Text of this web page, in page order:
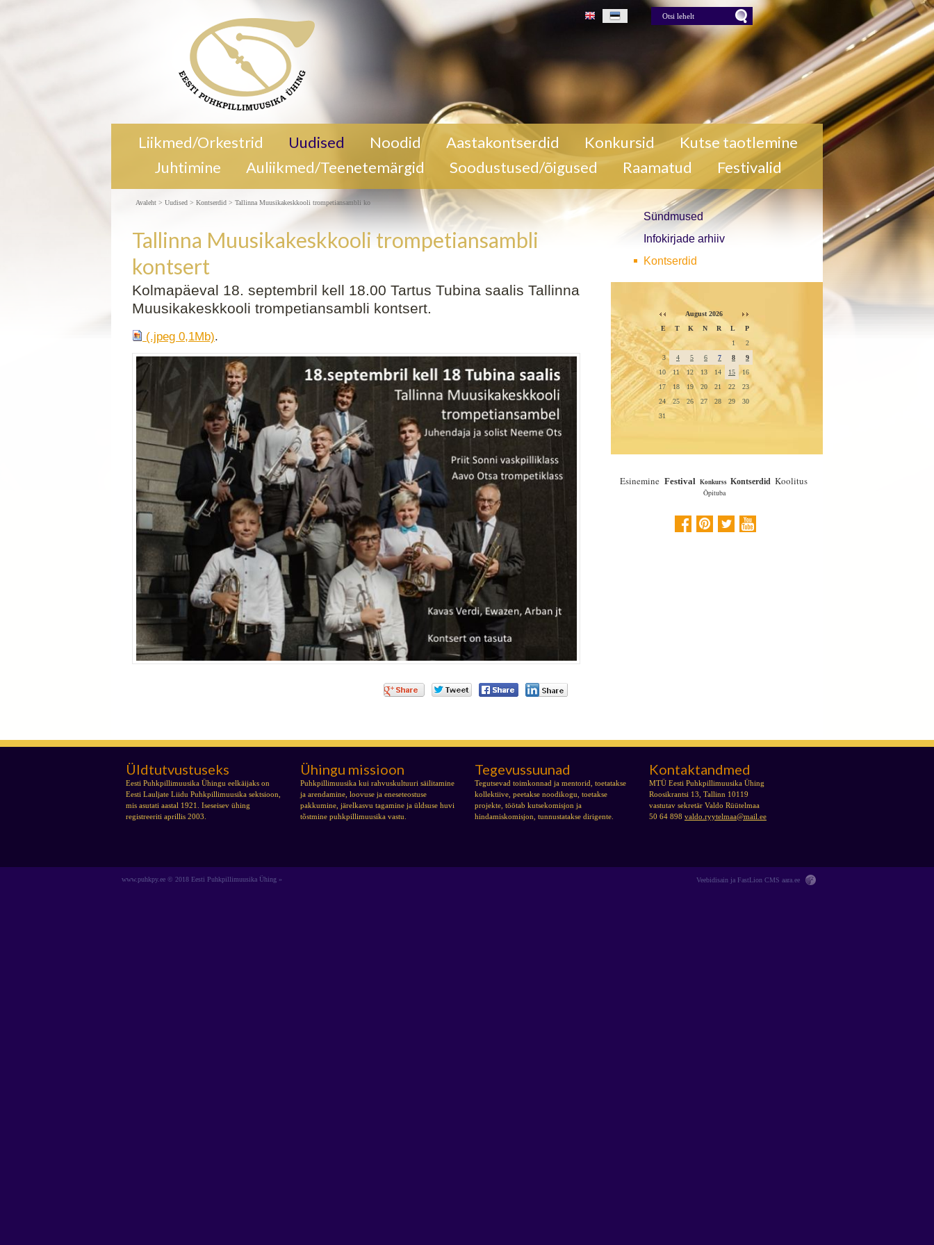
lehelt Press for Otsi lehelt
Tallinna Muusikakeskkooli trompetiansambli
kontsert
Tubina saalis Tallinna Muusikakeskkooli
trompetiansambli kontsert. jpeg 0,1Mb)Tallinna
Liikmed/Orkestrid Uudised Noodid Aastakontserdid Konkursid
Kutse taotlemine
Juhtimine
Auliikmed/Teenetemärgid Soodustused/õigused Raamatud Festivalid
Sündmused
Infokirjade arhiiv
Kontserdid
Avaleht > Uudised > Kontserdid > Tallinna Muusikakeskkooli trompetiansambli ko
Tallinna Muusikakeskkooli trompetiansambli
kontsert
Kolmapäeval 18. septembril kell 18.00 Tartus Tubina saalis Tallinna
Muusikakeskkooli trompetiansambli kontsert.
(.jpeg 0,1Mb).
August 2026
E
T K N R L
P
1
2
3
4 5 6 7 8
9
10
11 12 13 14 15
16
17
18 19 20 21 22
23
24
25 26 27 28 29
30
31
Esinemine Festival Konkurss Kontserdid Koolitus
Õpituba
Üldtutvustuseks
Eesti Puhkpillimuusika Ühingu eelkäijaks on
Eesti Lauljate Liidu Puhkpillimuusika sektsioon,
mis asutati aastal 1921. Iseseisev ühing
registreeriti aprillis 2003.
Ühingu missioon
Puhkpillimuusika kui rahvuskultuuri säilitamine
ja arendamine, loovuse ja eneseteostuse
pakkumine, järelkasvu tagamine ja üldsuse huvi
tõstmine puhkpillimuusika vastu.
Tegevussuunad
Tegutsevad toimkonnad ja mentorid, toetatakse
kollektiive, peetakse noodikogu, toetakse
projekte, töötab kutsekomisjon ja
hindamiskomisjon, tunnustatakse dirigente.
Kontaktandmed
MTÜ Eesti Puhkpillimuusika Ühing
Roosikrantsi 13, Tallinn 10119
vastutav sekretär Valdo Rüütelmaa
50 64 898 valdo.ryytelmaa@mail.ee
Veebidisain ja FastLion CMS aara.ee
www.puhkpy.ee © 2018 Eesti Puhkpillimuusika Ühing »